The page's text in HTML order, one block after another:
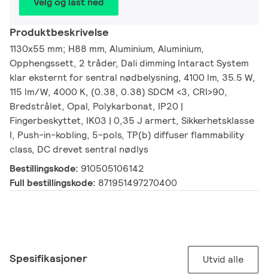
Produktbeskrivelse
1130x55 mm; H88 mm, Aluminium, Aluminium,
Opphengssett, 2 tråder, Dali dimming Intaract System
klar eksternt for sentral nødbelysning, 4100 lm, 35.5 W,
115 lm/W, 4000 K, (0.38, 0.38) SDCM <3, CRI>90,
Bredstrålet, Opal, Polykarbonat, IP20 |
Fingerbeskyttet, IK03 | 0,35 J armert, Sikkerhetsklasse
I, Push-in-kobling, 5-pols, TP(b) diffuser flammability
class, DC drevet sentral nødlys
Bestillingskode: 910505106142
Full bestillingskode: 871951497270400
Spesifikasjoner Utvid alle